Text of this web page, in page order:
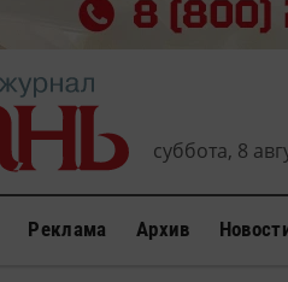
суббота, 8
Реклама Архив